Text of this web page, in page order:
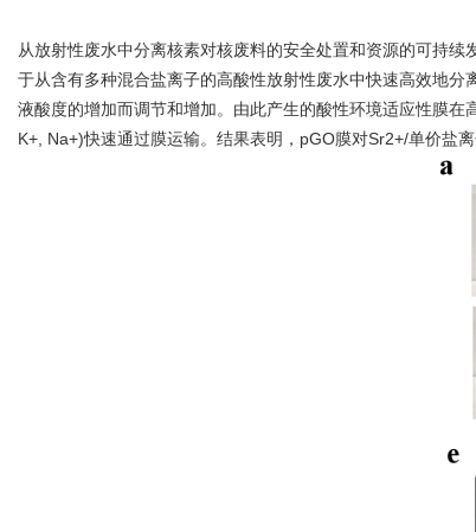
从放射性废水中分离核素对核废料的安全处置和资源的可持
于从含有多种混合盐离子的高酸性放射性废水中快速高效地
液酸度的增加而调节和增加。由此产生的酸性环境适应性膜
K+, Na+)快速通过膜运输。结果表明，pGO膜对Sr2+/单价盐